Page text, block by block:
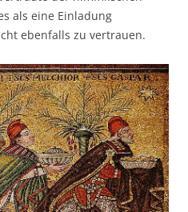
als eine Einladung
ebenfalls zu vertrauen.